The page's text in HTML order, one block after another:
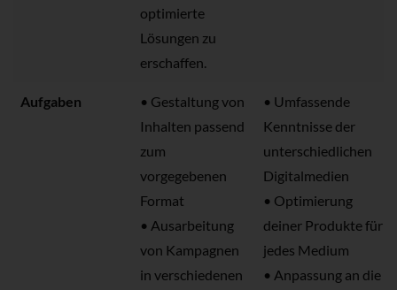
optimierte
Lösungen zu
erschaffen.
Aufgaben
• Gestaltung von
Inhalten passend
zum
vorgegebenen
Format
• Ausarbeitung
von Kampagnen
in verschiedenen
• Umfassende
Kenntnisse der
unterschiedlichen
Digitalmedien
• Optimierung
deiner Produkte für
jedes Medium
• Anpassung an die